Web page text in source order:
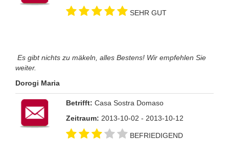
SEHR GUT
Es gibt nichts zu mäkeln, alles Bestens! Wir empfehlen Sie
weiter.
Dorogi Maria
Betrifft: Casa Sostra Domaso
Zeitraum: 2013-10-02 - 2013-10-12
BEFRIEDIGEND